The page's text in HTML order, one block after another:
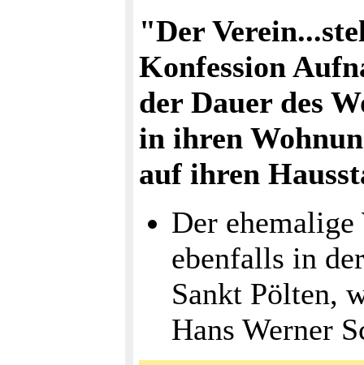
"Der
Konfession
der Dauer des
in ihren
auf ihren
Der
ebenfalls in
Sankt Pölten,
Hans Werner